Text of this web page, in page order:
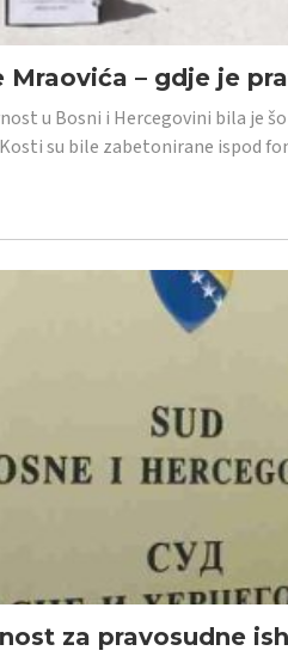
Mraovića – gdje je
u Bosni i Hercegovini bila je
su bile zabetonirane ispod
za pravosudne